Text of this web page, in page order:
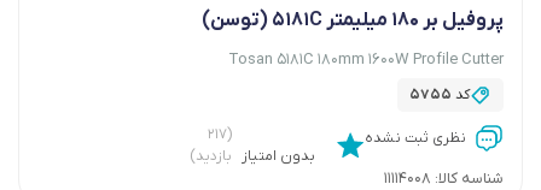
پروفیل بر 180 میلیمتر 5181C (توسن)
Tosan 5181C 180mm 1600W Profile Cutter
کد 5755
نظری ثبت نشده
بدون امتیاز
(۲۱۷
بازدید)
شناسه کالا: 11114008